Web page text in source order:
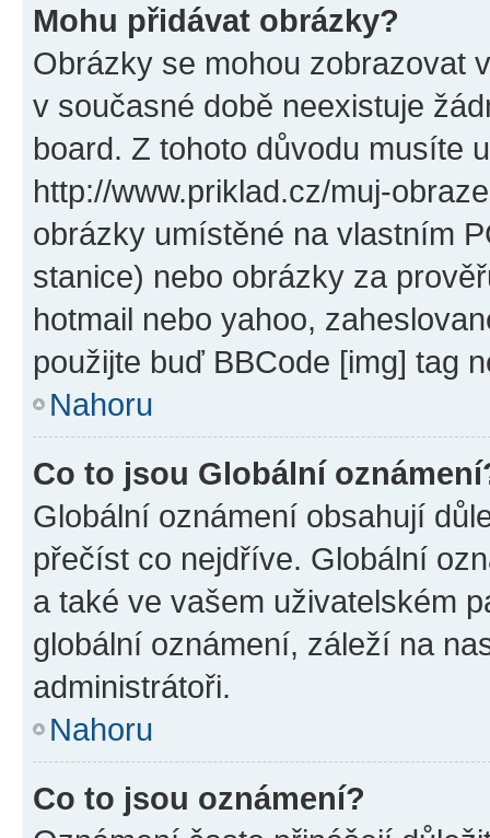
Mohu přidávat obrázky?
Obrázky se mohou zobrazovat
v současné době neexistuje
board. Z tohoto důvodu musíte
http://www.priklad.cz/muj-
obrázky umístěné na vlastním
stanice) nebo obrázky za
hotmail nebo yahoo,
použijte buď BBCode [img] tag
Nahoru
Co to jsou Globální
Globální oznámení obsahují
přečíst co nejdříve. Globální
a také ve vašem uživatelském
globální oznámení, záleží na
administrátoři.
Nahoru
Co to jsou oznámení?